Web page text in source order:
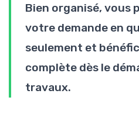
Bien organisé, vous
votre demande en
seulement et
complète dès le
travaux.